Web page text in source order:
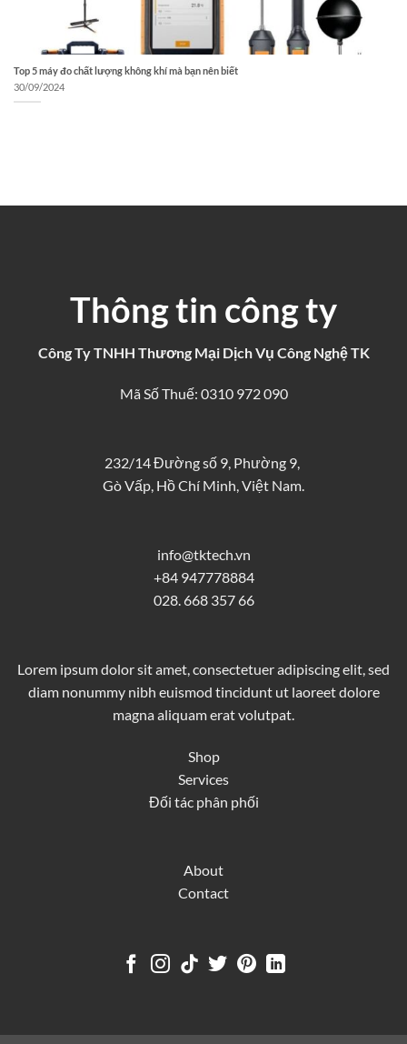
Top 5 máy đo chất lượng không khí mà bạn nên biết
30/09/2024
Thông tin công ty
Công Ty TNHH Thương Mại Dịch Vụ Công Nghệ TK
Mã Số Thuế: 0310 972 090
232/14 Đường số 9, Phường 9,
Gò Vấp, Hồ Chí Minh, Việt Nam.
info@tktech.vn
+84 947778884
028. 668 357 66
Lorem ipsum dolor sit amet, consectetuer adipiscing elit, sed
diam nonummy nibh euismod tincidunt ut laoreet dolore
magna aliquam erat volutpat.
Shop
Services
Đối tác phân phối
About
Contact